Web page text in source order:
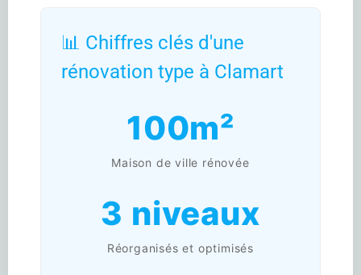
📊 Chiffres clés d'une
rénovation type à Clamart
100m²
Maison de ville rénovée
3 niveaux
Réorganisés et optimisés